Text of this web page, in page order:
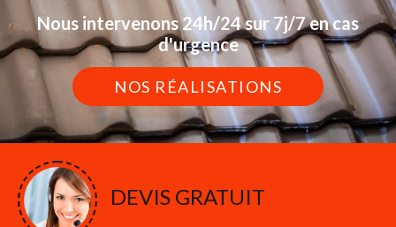
Nous intervenons 24h/24 sur 7j/7 en cas
d'urgence
NOS RÉALISATIONS
DEVIS GRATUIT